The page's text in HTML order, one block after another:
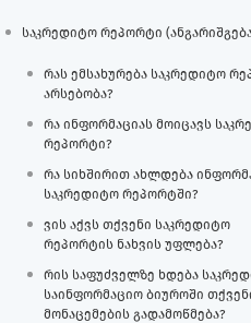
საკრედიტო რეპორტი
რას ემსახურება საკრედიტო
არსებობა?
რა ინფორმაციას მოიცავს
რეპორტი?
რა სიხშირით ახლდება
საკრედიტო რეპორტში?
ვის აქვს თქვენი საკრედიტო
რეპორტის ნახვის უფლება?
რის საფუძველზე ხდება
საინფორმაციო ბიუროში
მონაცემების გადამოწმება?